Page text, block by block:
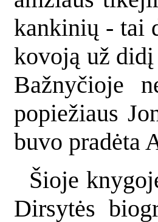
kankinių - tai
kovoją už
Bažnyčioje
popiežiaus
buvo pradėta
Šioje
Dirsytės